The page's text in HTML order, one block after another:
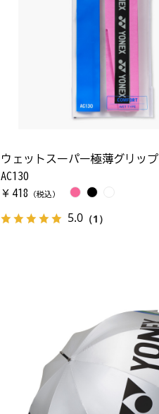
ウェットスーパー極薄グリップ
AC130
￥ 418 （税込）
5.0 （1）